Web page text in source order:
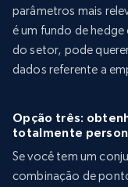
parâmetros mais
é um fundo de
do setor, pode
dados referente a
Opção três:
totalmente
Se você tem um
combinação de